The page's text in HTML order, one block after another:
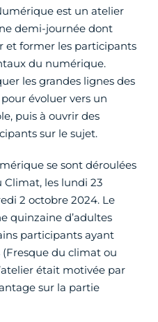
est un atelier
demi-journée dont
et former les participants
du numérique.
les grandes lignes des
évoluer vers un
puis à ouvrir des
sur le sujet.
se sont déroulées
Climat, les lundi 23
2 octobre 2024. Le
quinzaine d’adultes
participants ayant
du climat ou
était motivée par
sur la partie